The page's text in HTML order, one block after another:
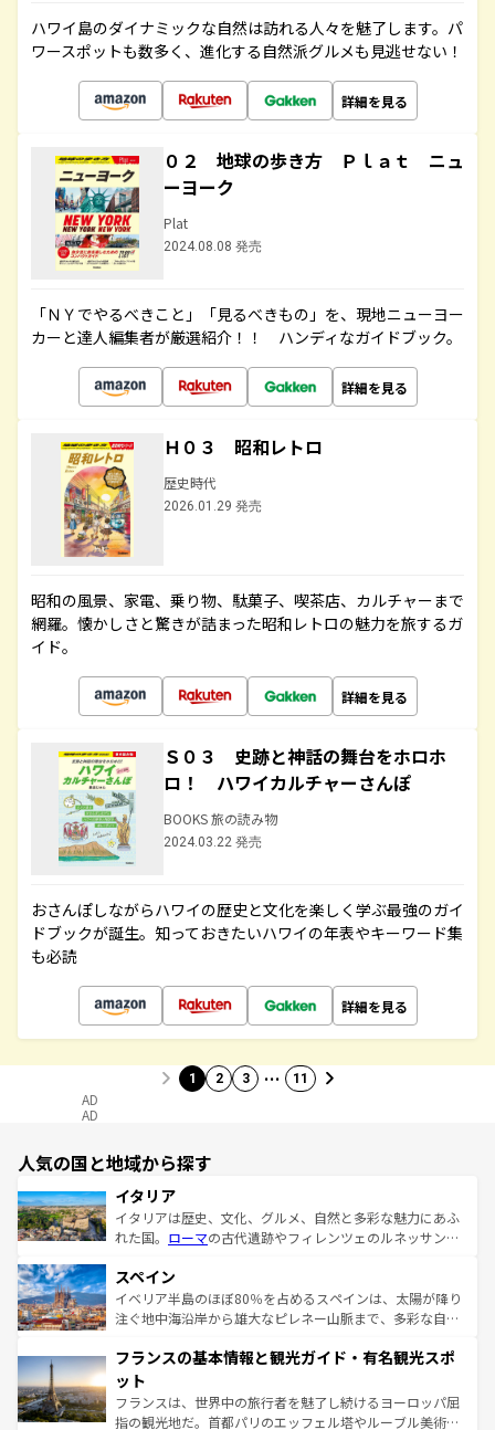
ハワイ島のダイナミックな自然は訪れる人々を魅了します。パ
ワースポットも数多く、進化する自然派グルメも見逃せない！
詳細を見る
０２ 地球の歩き方 Ｐｌａｔ ニュ
ーヨーク
Plat
2024.08.08 発売
「ＮＹでやるべきこと」「見るべきもの」を、現地ニューヨー
カーと達人編集者が厳選紹介！！ ハンディなガイドブック。
詳細を見る
Ｈ０３ 昭和レトロ
歴史時代
2026.01.29 発売
昭和の風景、家電、乗り物、駄菓子、喫茶店、カルチャーまで
網羅。懐かしさと驚きが詰まった昭和レトロの魅力を旅するガ
イド。
詳細を見る
Ｓ０３ 史跡と神話の舞台をホロホ
ロ！ ハワイカルチャーさんぽ
BOOKS 旅の読み物
2024.03.22 発売
おさんぽしながらハワイの歴史と文化を楽しく学ぶ最強のガイ
ドブックが誕生。知っておきたいハワイの年表やキーワード集
も必読
詳細を見る
1 2 3 … 11
AD
AD
人気の国と地域から探す
イタリア
イタリアは歴史、文化、グルメ、自然と多彩な魅力にあふ
れた国。 ローマの古代遺跡やフィレンツェのルネッサンス
ろん、トスカーナの美しい田園風景やアマルフィ海岸の絶
景など、自然景観も見逃せない。観光の合間には、本場の
ピザやパスタなど、絶品のイタリア料理を堪能することも
ませてくれるイタリアで、忘れられない旅をしてみよう！
なお、新着のイタリア情報は
しい。
スペイン
イベリア半島のほぼ80％を占めるスペインは、太陽が降り
注ぐ地中海沿岸から雄大なピレネー山脈まで、多彩な自然
文化が根付くこの国では、情熱的なフラメンコ、熱気あふ
れる闘牛、そして美味しいタパスが生活の一部となってい
る。首都マドリードの洗練された雰囲気や、バルセロナの
アートに溢れた街角から、地方では古代ローマ遺跡や中世
フランスの基本情報と観光ガイド・有名観光スポ
ット
フランスは、世界中の旅行者を魅了し続けるヨーロッパ屈
指の観光地だ。首都パリのエッフェル塔やルーブル美術館